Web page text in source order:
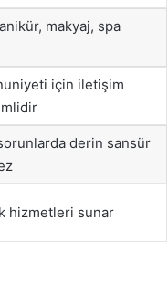
makyaj, spa
için iletişim
derin sansür
hizmetleri sunar